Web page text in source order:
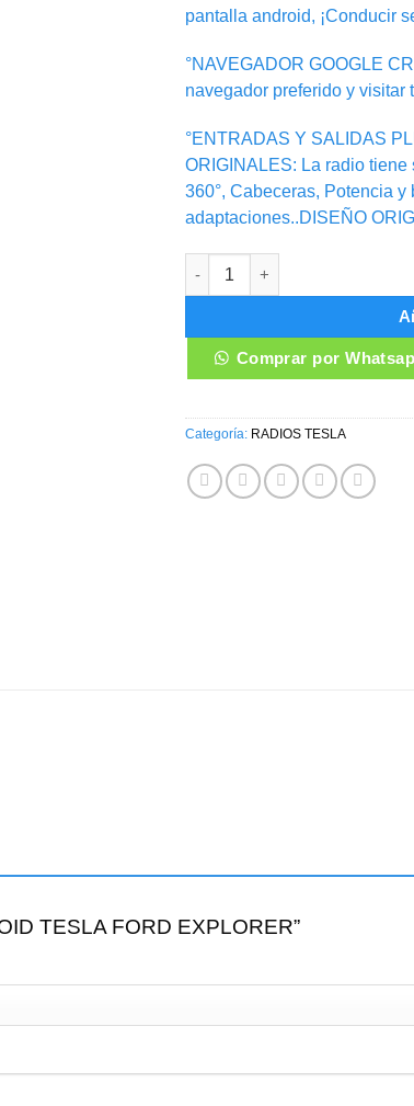
pantalla android, ¡Conducir
°NAVEGADOR GOOGLE
navegador preferido y visitar
°ENTRADAS Y SALIDAS
ORIGINALES: La radio
360°, Cabeceras, Potencia
adaptaciones..DISEÑO
RADIO ANDROID TESLA
Comprar por
Categoría: RADIOS TESLA
TESLA FORD EXPLORER”